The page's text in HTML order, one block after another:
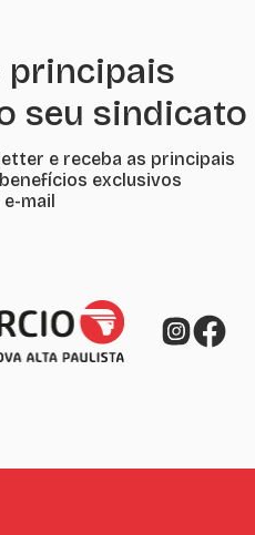
principais
seu sindicato
e receba as principais
exclusivos
mail